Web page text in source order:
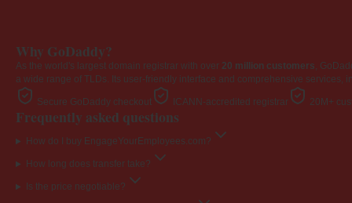
Why GoDaddy?
As the world's largest domain registrar with over 20 million customers,
a wide range of TLDs. Its user-friendly interface and comprehensive
Secure GoDaddy checkout ICANN-accredited registrar 20M+
Frequently asked questions
How do I buy EngageYourEmployees.com?
How long does transfer take?
Is the price negotiable?